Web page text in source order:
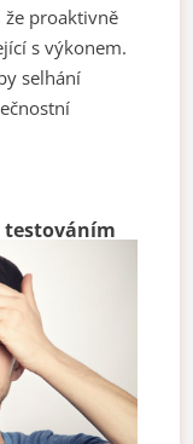
proaktivně
s výkonem.
selhání
testováním